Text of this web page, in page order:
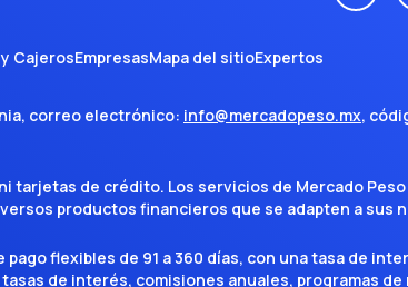
CajerosEmpresasMapa del sitioExpertos
, correo electrónico: info@mercadopeso.mx,
de crédito. Los servicios de Mercado Peso
productos financieros que se adapten a sus
flexibles de 91 a 360 días, con una tasa de
de interés, comisiones anuales, programas de